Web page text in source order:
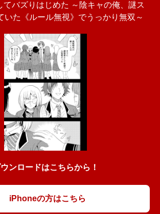
てバズりはじめた ～陰キャの俺、謎󠄀ス
いた《ルール無視》でうっかり無双～
ンロードはこちらから！
iPhoneの方はこちら